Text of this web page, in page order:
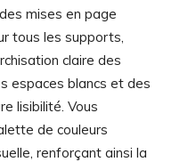
mises en page
tous les supports,
claire des
espaces blancs et des
lisibilité. Vous
de couleurs
renforçant ainsi la